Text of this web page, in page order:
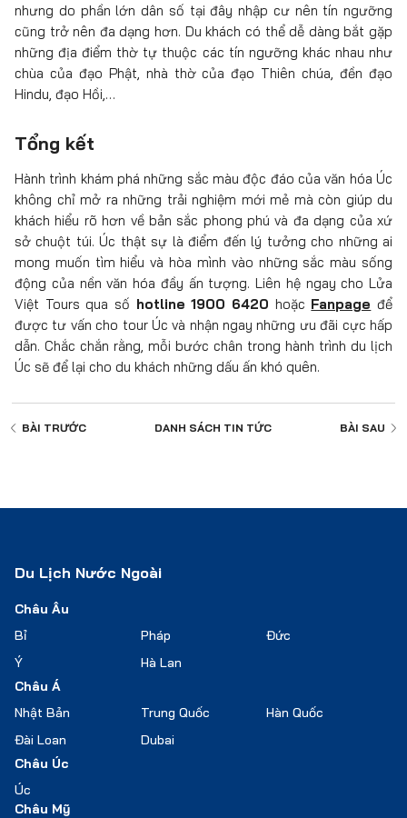
nhưng do phần lớn dân số tại đây nhập cư nên tín ngưỡng
cũng trở nên đa dạng hơn. Du khách có thể dễ dàng bắt gặp
những địa điểm thờ tự thuộc các tín ngưỡng khác nhau như
chùa của đạo Phật, nhà thờ của đạo Thiên chúa, đền đạo
Hindu, đạo Hồi,…
Tổng kết
Hành trình khám phá những sắc màu độc đáo của văn hóa Úc
không chỉ mở ra những trải nghiệm mới mẻ mà còn giúp du
khách hiểu rõ hơn về bản sắc phong phú và đa dạng của xứ
sở chuột túi. Úc thật sự là điểm đến lý tưởng cho những ai
mong muốn tìm hiểu và hòa mình vào những sắc màu sống
động của nền văn hóa đầy ấn tượng. Liên hệ ngay cho Lửa
Việt Tours qua số hotline 1900 6420 hoặc Fanpage để
được tư vấn cho tour Úc và nhận ngay những ưu đãi cực hấp
dẫn. Chắc chắn rằng, mỗi bước chân trong hành trình du lịch
Úc sẽ để lại cho du khách những dấu ấn khó quên.
BÀI TRƯỚC DANH SÁCH TIN TỨC BÀI SAU
Du Lịch Nước Ngoài
Châu Âu
Bỉ
Pháp
Đức
Ý
Hà Lan
Châu Á
Nhật Bản
Trung Quốc
Hàn Quốc
Đài Loan
Dubai
Châu Úc
Úc
Châu Mỹ